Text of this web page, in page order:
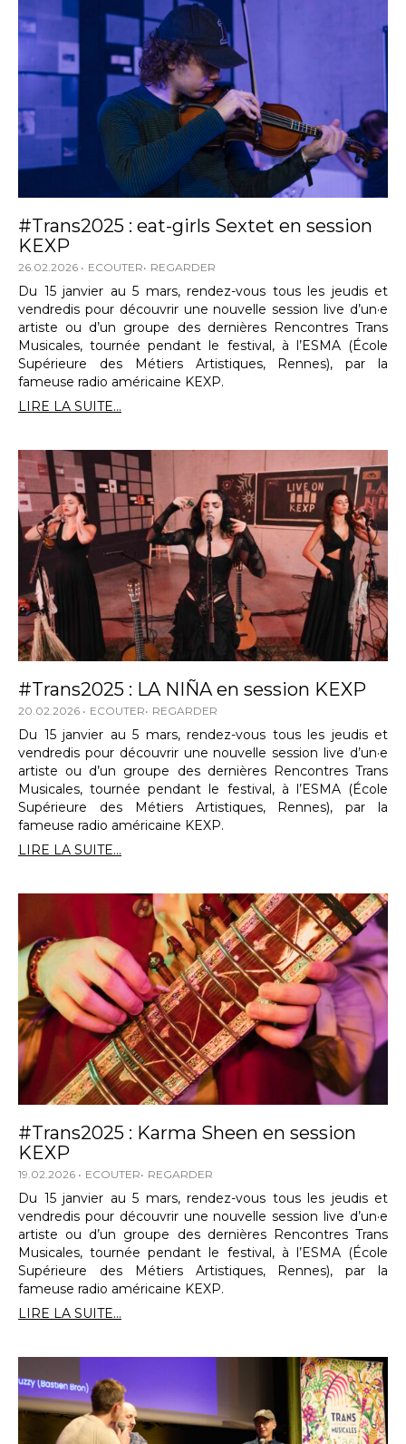
#Trans2025 : eat-girls Sextet en session
KEXP
26.02.2026 ECOUTER REGARDER
Du 15 janvier au 5 mars, rendez-vous tous les jeudis et
vendredis pour découvrir une nouvelle session live d’un·e
artiste ou d’un groupe des dernières Rencontres Trans
Musicales, tournée pendant le festival, à l’ESMA (École
Supérieure des Métiers Artistiques, Rennes), par la
fameuse radio américaine KEXP.
LIRE LA SUITE...
#Trans2025 : LA NIÑA en session KEXP
20.02.2026 ECOUTER REGARDER
Du 15 janvier au 5 mars, rendez-vous tous les jeudis et
vendredis pour découvrir une nouvelle session live d’un·e
artiste ou d’un groupe des dernières Rencontres Trans
Musicales, tournée pendant le festival, à l’ESMA (École
Supérieure des Métiers Artistiques, Rennes), par la
fameuse radio américaine KEXP.
LIRE LA SUITE...
#Trans2025 : Karma Sheen en session
KEXP
19.02.2026 ECOUTER REGARDER
Du 15 janvier au 5 mars, rendez-vous tous les jeudis et
vendredis pour découvrir une nouvelle session live d’un·e
artiste ou d’un groupe des dernières Rencontres Trans
Musicales, tournée pendant le festival, à l’ESMA (École
Supérieure des Métiers Artistiques, Rennes), par la
fameuse radio américaine KEXP.
LIRE LA SUITE...